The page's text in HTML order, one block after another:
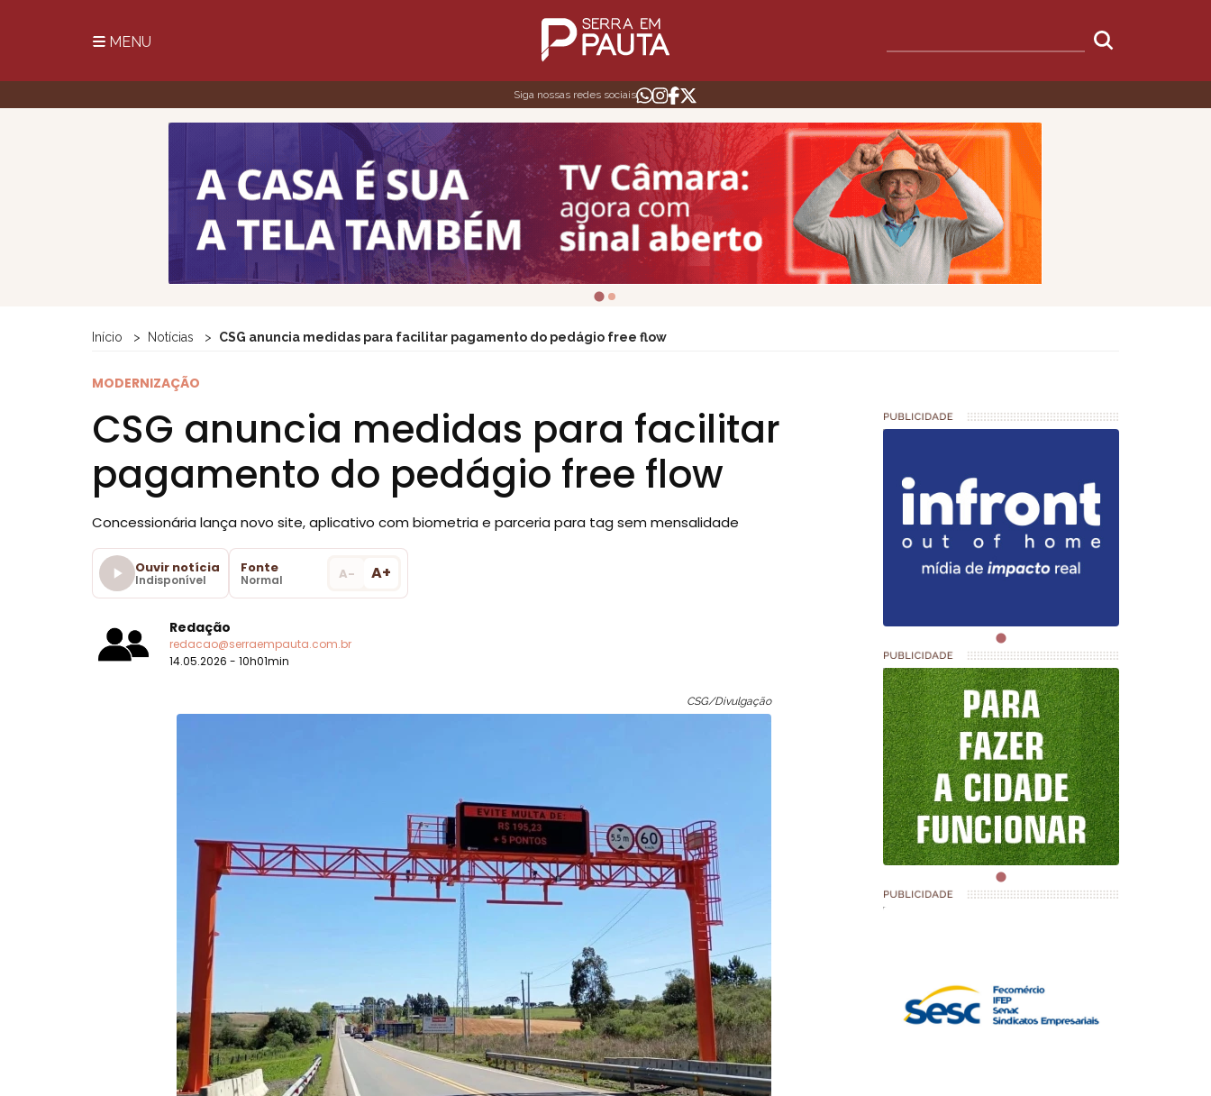
MENU
Siga nossas redes sociais
Início Notícias CSG anuncia medidas para facilitar pagamento do pedágio free flow
MODERNIZAÇÃO
CSG anuncia medidas para facilitar
pagamento do pedágio free flow
Concessionária lança novo site, aplicativo com biometria e parceria para tag sem mensalidade
Ouvir notícia
Indisponível
Fonte
Normal A- A+
Redação
redacao@serraempauta.com.br
14.05.2026 - 10h01min
CSG/Divulgação